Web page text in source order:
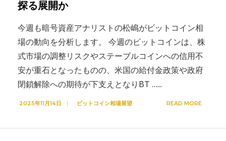
探る展開か
今週も暗号資産アナリストの松嶋がビットコイン相
場の動向を分析します。 今週のビットコインは、株
式市場の調整リスクやステーブルコインへの信用不
安が重石となったものの、米国の給付金政策や政府
閉鎖解除への期待が下支えとなりBT …...
2025年11月14日 | ビットコイン相場展望 READ MORE